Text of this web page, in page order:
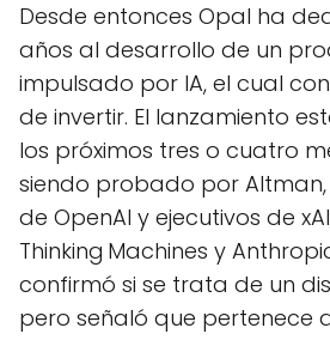
Desde entonces Opal ha
años al desarrollo de un
impulsado por IA, el cual
de invertir. El lanzamiento
los próximos tres o cuatro
siendo probado por
de OpenAI y ejecutivos de
Thinking Machines y
confirmó si se trata de un
pero señaló que pertenece